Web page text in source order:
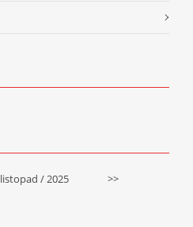
listopad / 2025 >>